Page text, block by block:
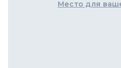
Место для